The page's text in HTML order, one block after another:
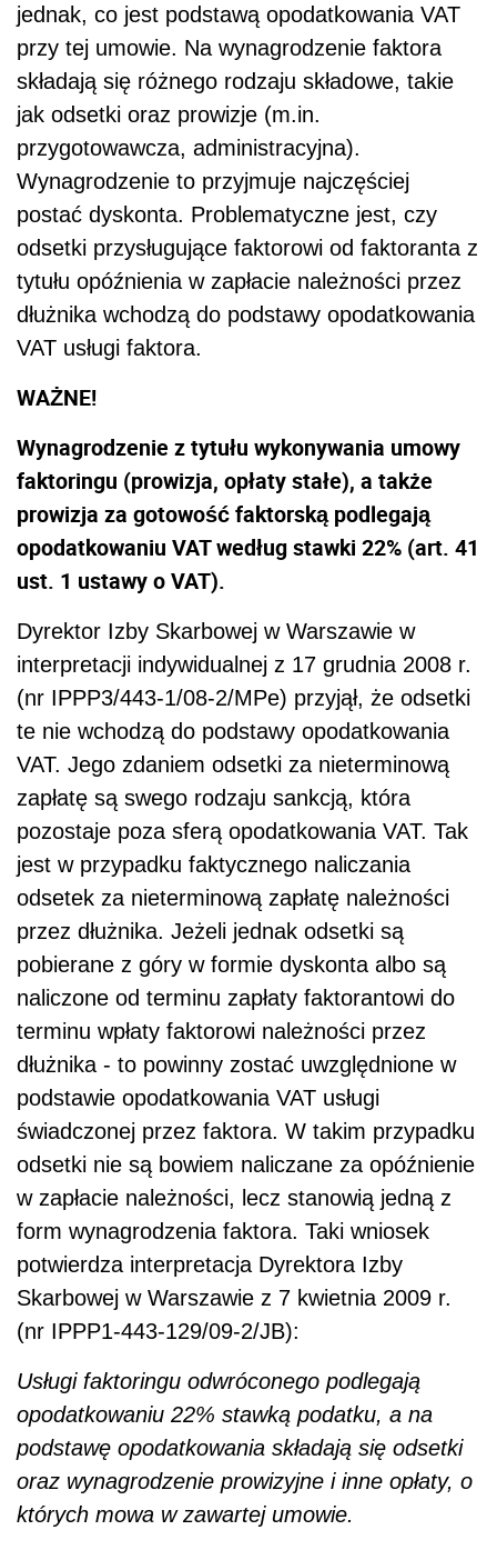
jednak, co jest podstawą opodatkowania VAT
przy tej umowie. Na wynagrodzenie faktora
składają się różnego rodzaju składowe, takie
jak odsetki oraz prowizje (m.in.
przygotowawcza, administracyjna).
Wynagrodzenie to przyjmuje najczęściej
postać dyskonta. Problematyczne jest, czy
odsetki przysługujące faktorowi od faktoranta z
tytułu opóźnienia w zapłacie należności przez
dłużnika wchodzą do podstawy opodatkowania
VAT usługi faktora.
WAŻNE!
Wynagrodzenie z tytułu wykonywania umowy
faktoringu (prowizja, opłaty stałe), a także
prowizja za gotowość faktorską podlegają
opodatkowaniu VAT według stawki 22% (art. 41
ust. 1 ustawy o VAT).
Dyrektor Izby Skarbowej w Warszawie w
interpretacji indywidualnej z 17 grudnia 2008 r.
(nr IPPP3/443-1/08-2/MPe) przyjął, że odsetki
te nie wchodzą do podstawy opodatkowania
VAT. Jego zdaniem odsetki za nieterminową
zapłatę są swego rodzaju sankcją, która
pozostaje poza sferą opodatkowania VAT. Tak
jest w przypadku faktycznego naliczania
odsetek za nieterminową zapłatę należności
przez dłużnika. Jeżeli jednak odsetki są
pobierane z góry w formie dyskonta albo są
naliczone od terminu zapłaty faktorantowi do
terminu wpłaty faktorowi należności przez
dłużnika - to powinny zostać uwzględnione w
podstawie opodatkowania VAT usługi
świadczonej przez faktora. W takim przypadku
odsetki nie są bowiem naliczane za opóźnienie
w zapłacie należności, lecz stanowią jedną z
form wynagrodzenia faktora. Taki wniosek
potwierdza interpretacja Dyrektora Izby
Skarbowej w Warszawie z 7 kwietnia 2009 r.
(nr IPPP1-443-129/09-2/JB):
Usługi faktoringu odwróconego podlegają
opodatkowaniu 22% stawką podatku, a na
podstawę opodatkowania składają się odsetki
oraz wynagrodzenie prowizyjne i inne opłaty, o
których mowa w zawartej umowie.